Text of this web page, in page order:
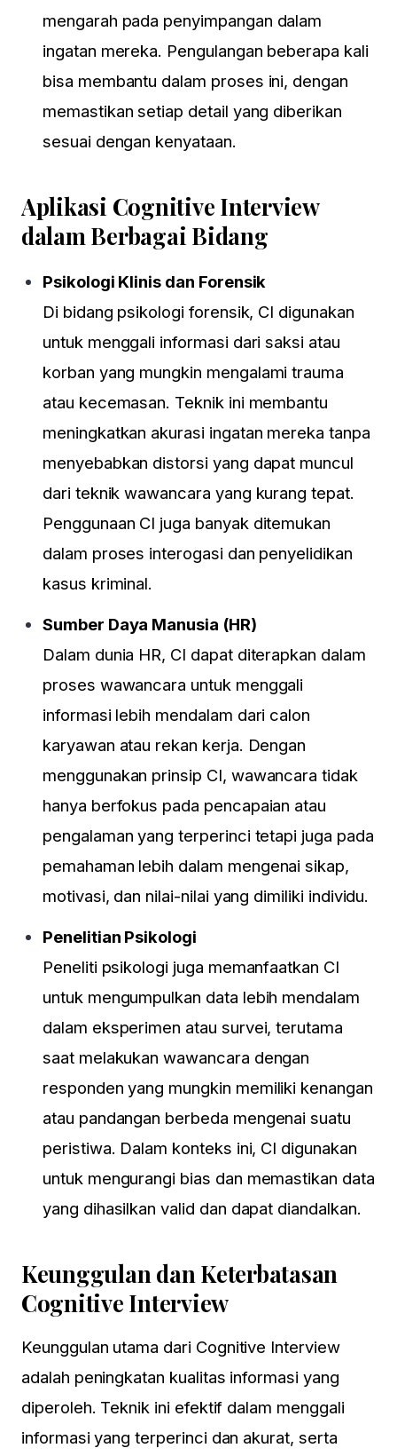
mengarah pada penyimpangan dalam
ingatan mereka. Pengulangan beberapa kali
bisa membantu dalam proses ini, dengan
memastikan setiap detail yang diberikan
sesuai dengan kenyataan.
Aplikasi Cognitive Interview
dalam Berbagai Bidang
Psikologi Klinis dan Forensik
Di bidang psikologi forensik, CI digunakan
untuk menggali informasi dari saksi atau
korban yang mungkin mengalami trauma
atau kecemasan. Teknik ini membantu
meningkatkan akurasi ingatan mereka tanpa
menyebabkan distorsi yang dapat muncul
dari teknik wawancara yang kurang tepat.
Penggunaan CI juga banyak ditemukan
dalam proses interogasi dan penyelidikan
kasus kriminal.
Sumber Daya Manusia (HR)
Dalam dunia HR, CI dapat diterapkan dalam
proses wawancara untuk menggali
informasi lebih mendalam dari calon
karyawan atau rekan kerja. Dengan
menggunakan prinsip CI, wawancara tidak
hanya berfokus pada pencapaian atau
pengalaman yang terperinci tetapi juga pada
pemahaman lebih dalam mengenai sikap,
motivasi, dan nilai-nilai yang dimiliki individu.
Penelitian Psikologi
Peneliti psikologi juga memanfaatkan CI
untuk mengumpulkan data lebih mendalam
dalam eksperimen atau survei, terutama
saat melakukan wawancara dengan
responden yang mungkin memiliki kenangan
atau pandangan berbeda mengenai suatu
peristiwa. Dalam konteks ini, CI digunakan
untuk mengurangi bias dan memastikan data
yang dihasilkan valid dan dapat diandalkan.
Keunggulan dan Keterbatasan
Cognitive Interview
Keunggulan utama dari Cognitive Interview
adalah peningkatan kualitas informasi yang
diperoleh. Teknik ini efektif dalam menggali
informasi yang terperinci dan akurat, serta
×
Special Event
BASIC HR MANAGEMENT
dilaksanakan di Hotel di
Jakarta
KLIK DISINI
Pendaftaran via whatsapp:
0818715595, 087881000100, 087881888899
Email: Event@HRD-Forum.com